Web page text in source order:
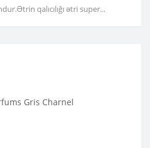
qalıcılığı ətri super...